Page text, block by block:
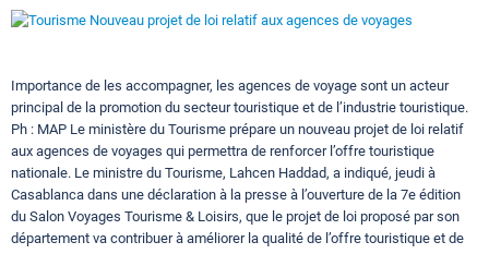
Circuits touristiques
Tourisme
Régions
Importance de les accompagner, les agences de voyage sont un acteur
principal de la promotion du secteur touristique et de l’industrie touristique.
Ph : MAP Le ministère du Tourisme prépare un nouveau projet de loi relatif
aux agences de voyages qui permettra de renforcer l’offre touristique
nationale. Le ministre du Tourisme, Lahcen Haddad, a indiqué, jeudi à
Casablanca dans une déclaration à la presse à l’ouverture de la 7e édition
du Salon Voyages Tourisme & Loisirs, que le projet de loi proposé par son
département va contribuer à améliorer la qualité de l’offre touristique et de